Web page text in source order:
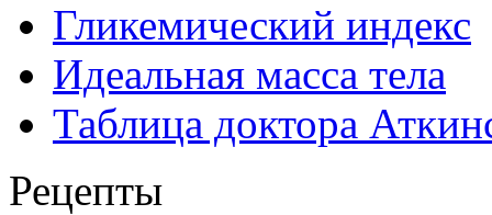
Гликемический индекс
Идеальная масса тела
Таблица доктора
Рецепты